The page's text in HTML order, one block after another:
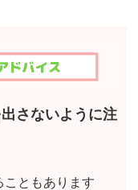
さないように注
こともあります